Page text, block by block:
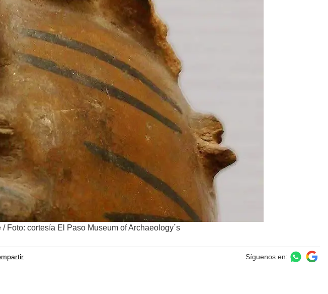
/ Foto: cortesía El Paso Museum of Archaeology´s
Síguenos en: